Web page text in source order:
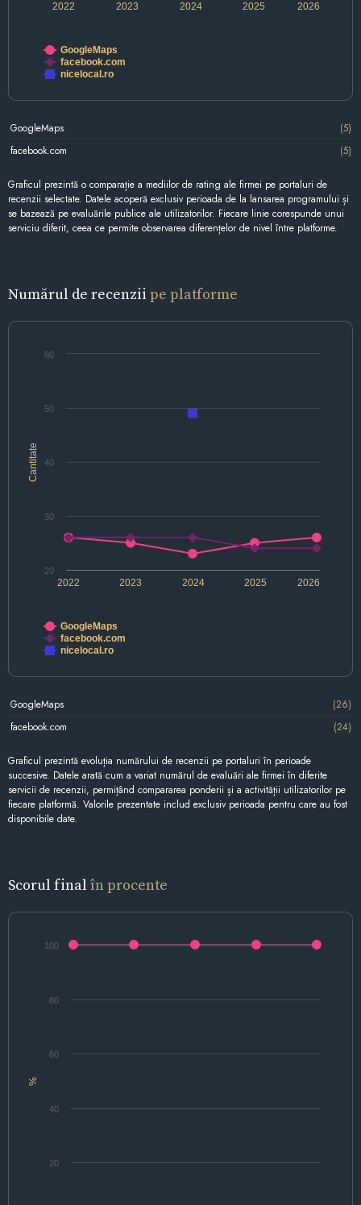
2022 2024 2026
2023 2025
GoogleMaps
facebook.com
nicelocal.ro
GoogleMaps
(5)
facebook.com
(5)
Graficul prezintă o comparație a mediilor de rating ale firmei pe portaluri de
recenzii selectate. Datele acoperă exclusiv perioada de la lansarea programului și
se bazează pe evaluările publice ale utilizatorilor. Fiecare linie corespunde unui
serviciu diferit, ceea ce permite observarea diferențelor de nivel între platforme.
Numărul de recenzii pe platforme
Cantitate
2022 2024 2026
2023 2025
20
30
40
50
60
GoogleMaps
facebook.com
nicelocal.ro
GoogleMaps
(26)
facebook.com
(24)
Graficul prezintă evoluția numărului de recenzii pe portaluri în perioade
succesive. Datele arată cum a variat numărul de evaluări ale firmei în diferite
servicii de recenzii, permițând compararea ponderii și a activității utilizatorilor pe
fiecare platformă. Valorile prezentate includ exclusiv perioada pentru care au fost
disponibile date.
Scorul final în procente
%
20
40
60
80
100